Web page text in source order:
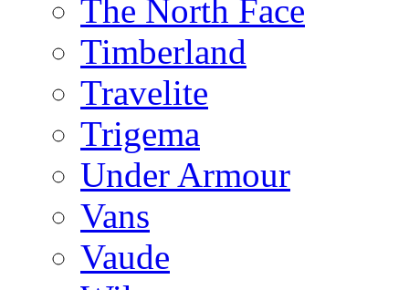
The North Face
Timberland
Travelite
Trigema
Under Armour
Vans
Vaude